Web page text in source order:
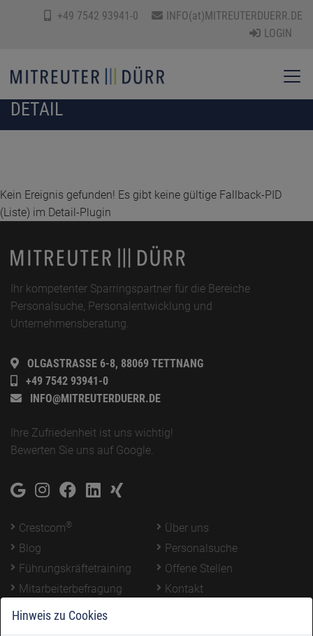
+49 7542 93941-0
INFO(at)MITREUTERDUERR.DE
LOGIN
DETAIL
Kein Ereignis gefunden! Es gibt keine gültige Fallback-PID
(Liste) im Detail-Plugin
Ihr kompetenter Sparringspartner für die Bereiche
Personalsuche, Personalentwicklung und
Unternehmensberatung.
OLGASTRASSE 6-8, 88069 TETTNANG
+49 7542 93941-0
INFO@MITREUTERDUERR.DE
Ihre Zufriedenheit ist uns wichtig!
Bewerten Sie uns auf Google.
Crestcom®
Über uns
Blog
Personalsuche
Führungskräftetraining
Offene Stellen
Mitarbeiterbefragung
Kontakt
Login
Hinweis zu Cookies